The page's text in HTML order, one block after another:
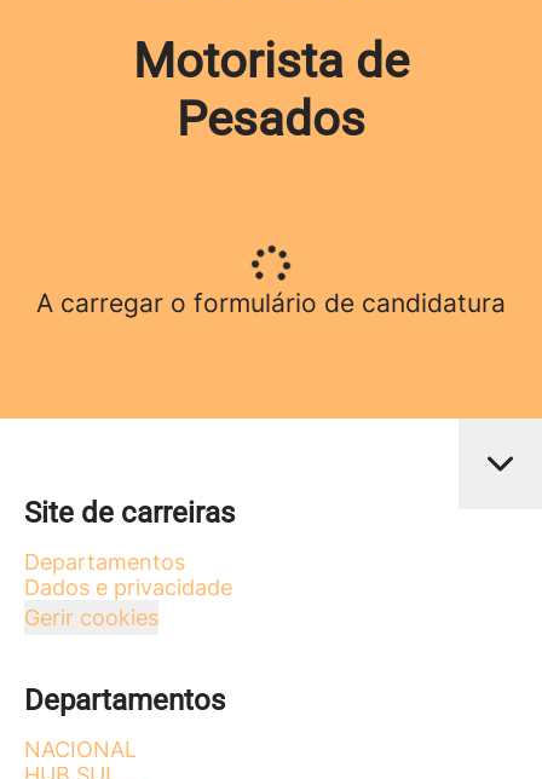
Motorista de
Pesados
A carregar o formulário de candidatura
Site de carreiras
Departamentos
Dados e privacidade
Gerir cookies
Departamentos
NACIONAL